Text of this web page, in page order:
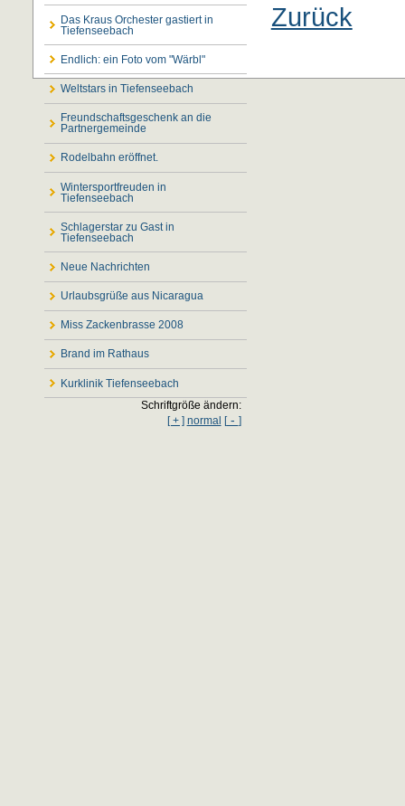
Das Kraus Orchester gastiert in
Tiefenseebach
Endlich: ein Foto vom "Wärbl"
Weltstars in Tiefenseebach
Freundschaftsgeschenk an die
Partnergemeinde
Rodelbahn eröffnet.
Wintersportfreuden in
Tiefenseebach
Schlagerstar zu Gast in
Tiefenseebach
Neue Nachrichten
Urlaubsgrüße aus Nicaragua
Miss Zackenbrasse 2008
Brand im Rathaus
Kurklinik Tiefenseebach
Schriftgröße ändern:
[ + ] normal [- ]
Zurück